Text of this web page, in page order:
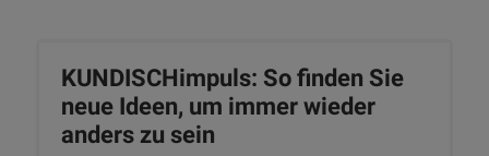
KUNDISCHimpuls: So finden Sie
neue Ideen, um immer wieder
anders zu sein